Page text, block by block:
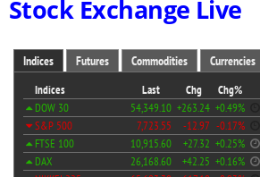
Stock Exchange Live